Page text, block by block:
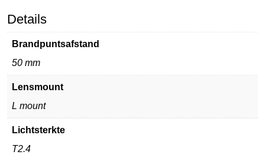
Details
Brandpuntsafstand
50 mm
Lensmount
L mount
Lichtsterkte
T2.4